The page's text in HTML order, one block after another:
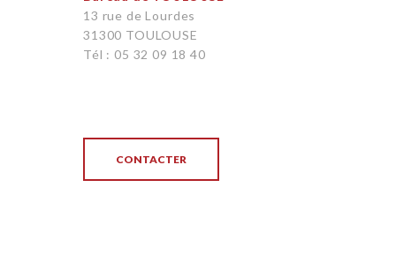
13 rue de Lourdes
31300 TOULOUSE
Tél : 05 32 09 18 40
CONTACTER